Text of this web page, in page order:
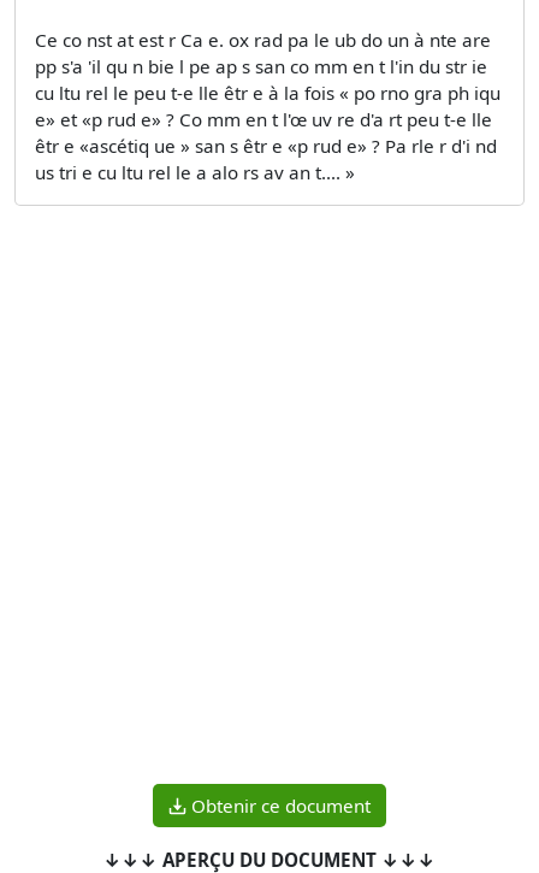
Ce co nst at est r Ca e. ox rad pa le ub do un à nte are
pp s'a 'il qu n bie l pe ap s san co mm en t l'in du str ie
cu ltu rel le peu t-e lle êtr e à la fois « po rno gra ph iqu
e» et «p rud e» ? Co mm en t l'œ uv re d'a rt peu t-e lle
êtr e «ascétiq ue » san s êtr e «p rud e» ? Pa rle r d'i nd
us tri e cu ltu rel le a alo rs av an t.... »
Obtenir ce document
↓↓↓ APERÇU DU DOCUMENT ↓↓↓